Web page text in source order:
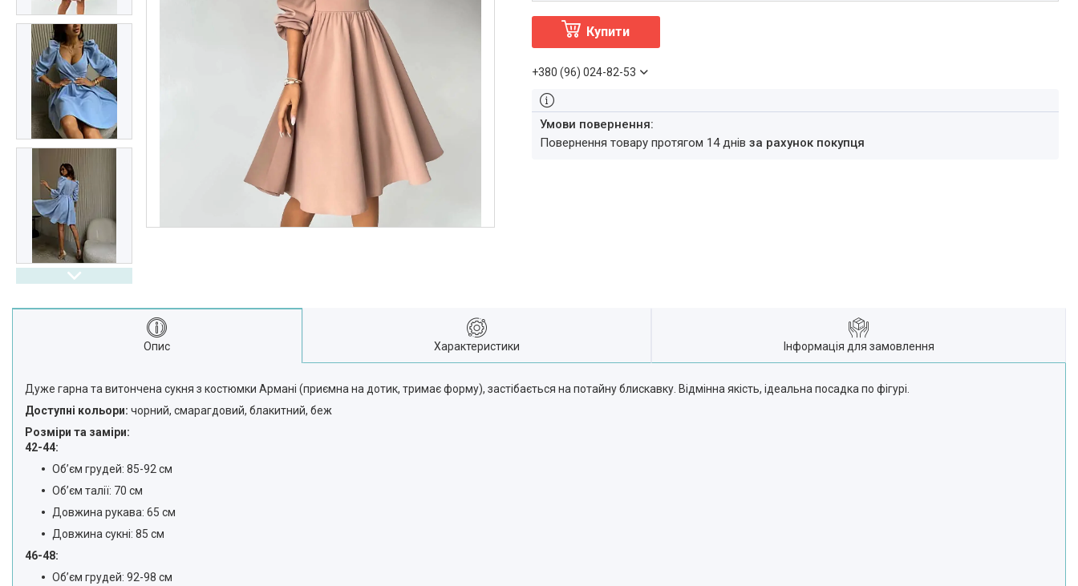
Про нас
Выдгуки
Часто задавані питання
Доставка і оплата
Купити
+380 (96) 024-82-53
повернення товару протягом 14 днів за рахунок покупця
Опис Характеристики Інформація для замовлення
Дуже гарна та витончена сукня з костюмки Армані (приємна на дотик, тримає форму), застібається на потайну блискавку. Відмінна якість, ідеальна посадка по фігурі.
Доступні кольори: чорний, смарагдовий, блакитний, беж
Розміри та заміри:
42-44:
Обʼєм грудей: 85-92 см
Обʼєм талії: 70 см
Довжина рукава: 65 см
Довжина сукні: 85 см
46-48:
Обʼєм грудей: 92-98 см